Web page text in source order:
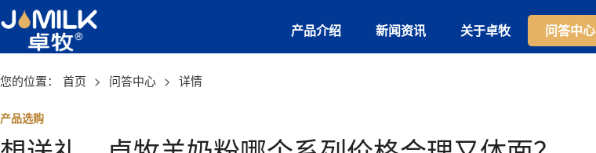
产品介绍 新闻资讯 关于卓牧 问答中心
您的位置： 首页 > 问答中心 > 详情
产品选购